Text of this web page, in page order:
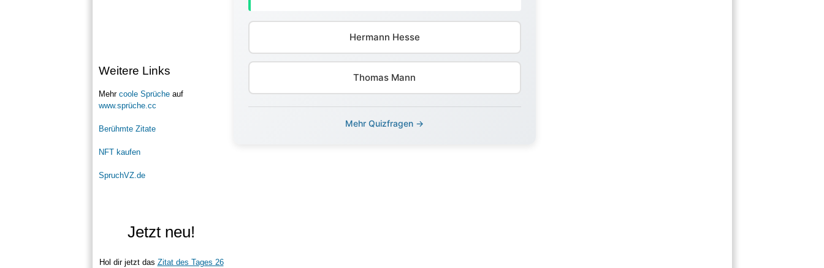
Weitere Links
Mehr coole Sprücheauf
www.sprüche.cc
Berühmte Zitate
NFT kaufen
SpruchVZ.de
Jetzt neu!
Hol dir jetzt das Zitat des Tages 26
Hermann Hesse
Thomas Mann
Mehr Quizfragen →